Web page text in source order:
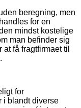
beregning, men
for en
mindst kostelige
man befinder sig
få fragtfirmaet til
for
i blandt diverse